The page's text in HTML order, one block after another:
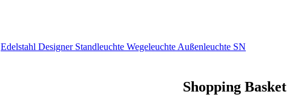
Edelstahl Designer Standleuchte Wegeleuchte Außenleuchte SN
Shopping Basket